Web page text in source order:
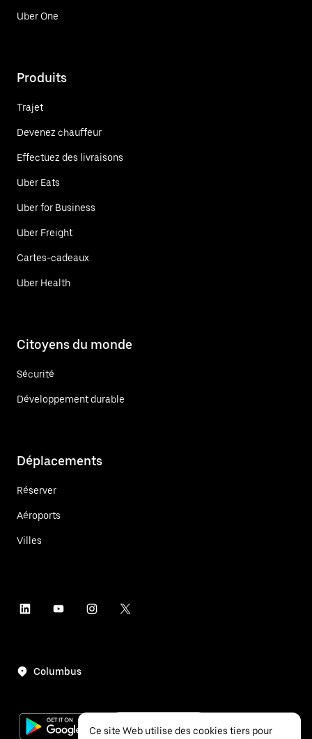
Uber One
Produits
Trajet
Devenez chauffeur
Effectuez des livraisons
Uber Eats
Uber for Business
Uber Freight
Cartes-cadeaux
Uber Health
Citoyens du monde
Sécurité
Développement durable
Déplacements
Réserver
Aéroports
Villes
Columbus
Ce site Web utilise des cookies tiers pour